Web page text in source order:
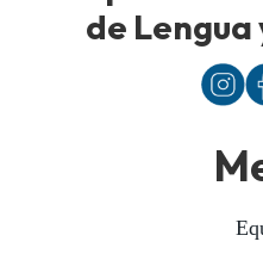
de